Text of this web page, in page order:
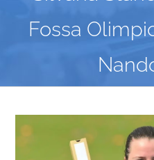
Fossa
Ingrandisci